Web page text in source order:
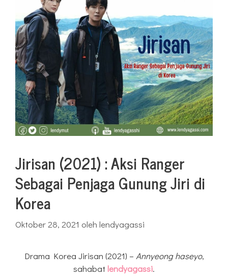
Jirisan (2021) : Aksi Ranger
Sebagai Penjaga Gunung Jiri di
Korea
Oktober 28, 2021 oleh lendyagassi
Drama Korea Jirisan (2021) – Annyeong haseyo,
sahabat lendyagassi.